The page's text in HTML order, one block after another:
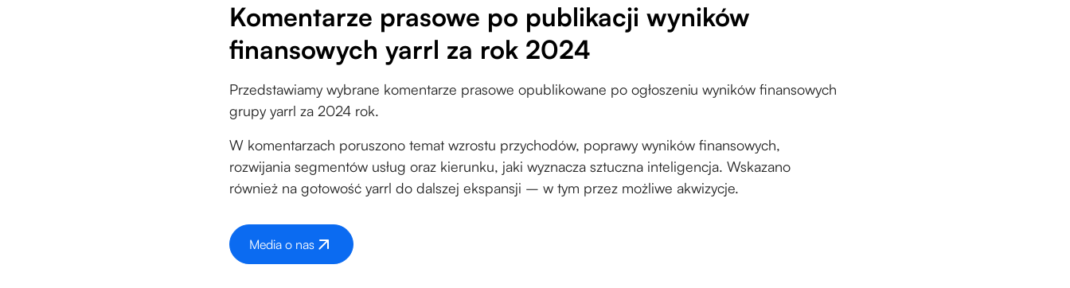
Komentarze prasowe po publikacji wyników
finansowych yarrl za rok 2024
Przedstawiamy wybrane komentarze prasowe opublikowane po ogłoszeniu wyników finansowych
grupy yarrl za 2024 rok.
W komentarzach poruszono temat wzrostu przychodów, poprawy wyników finansowych,
rozwijania segmentów usług oraz kierunku, jaki wyznacza sztuczna inteligencja. Wskazano
również na gotowość yarrl do dalszej ekspansji – w tym przez możliwe akwizycje.
Media o nas